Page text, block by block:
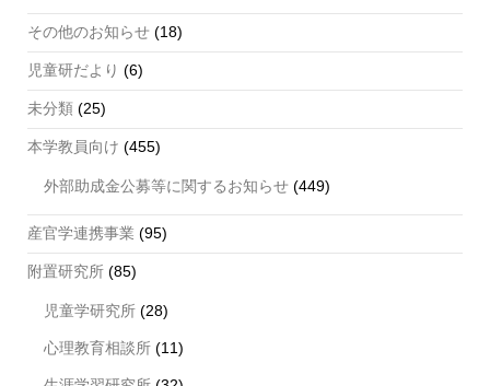
その他のお知らせ (18)
児童研だより (6)
未分類 (25)
本学教員向け (455)
外部助成金公募等に関するお知らせ (449)
産官学連携事業 (95)
附置研究所 (85)
児童学研究所 (28)
心理教育相談所 (11)